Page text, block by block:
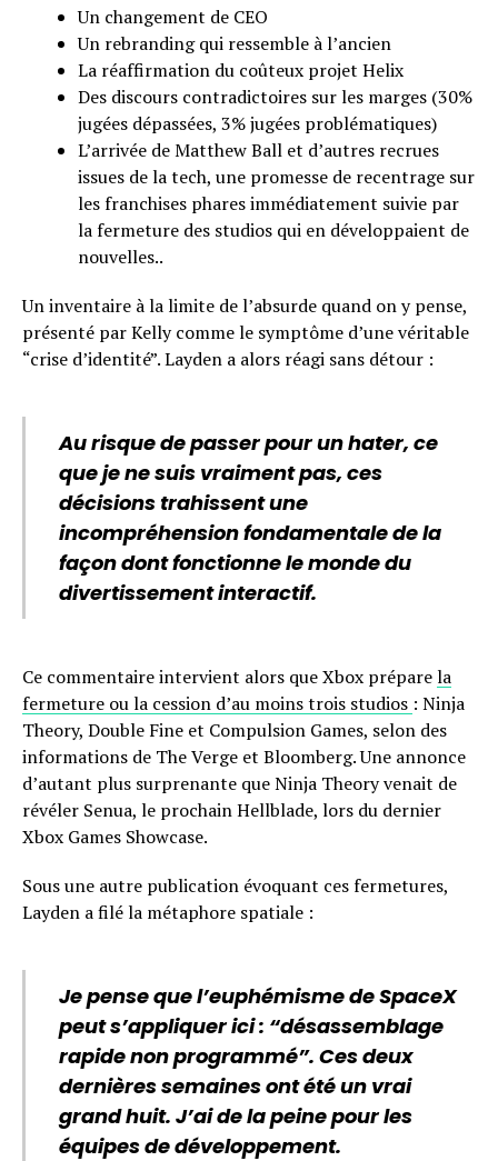
Un changement de CEO
Un rebranding qui ressemble à l’ancien
La réaffirmation du coûteux projet Helix
Des discours contradictoires sur les marges (30%
jugées dépassées, 3% jugées problématiques)
L’arrivée de Matthew Ball et d’autres recrues
issues de la tech, une promesse de recentrage sur
les franchises phares immédiatement suivie par
la fermeture des studios qui en développaient de
nouvelles..
Un inventaire à la limite de l’absurde quand on y pense,
présenté par Kelly comme le symptôme d’une véritable
“crise d’identité”. Layden a alors réagi sans détour :
Au risque de passer pour un hater, ce
que je ne suis vraiment pas, ces
décisions trahissent une
incompréhension fondamentale de la
façon dont fonctionne le monde du
divertissement interactif.
Ce commentaire intervient alors que Xbox préparela
fermeture ou la cession d’au moins trois studios : Ninja
Theory, Double Fine et Compulsion Games, selon des
informations de The Verge et Bloomberg. Une annonce
d’autant plus surprenante que Ninja Theory venait de
révéler Senua, le prochain Hellblade, lors du dernier
Xbox Games Showcase.
Sous une autre publication évoquant ces fermetures,
Layden a filé la métaphore spatiale :
Je pense que l’euphémisme de SpaceX
peut s’appliquer ici : “désassemblage
rapide non programmé”. Ces deux
dernières semaines ont été un vrai
grand huit. J’ai de la peine pour les
équipes de développement.